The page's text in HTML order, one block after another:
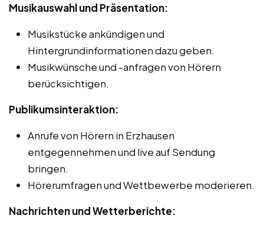
Musikauswahl und Präsentation:
Musikstücke ankündigen und
Hintergrundinformationen dazu geben.
Musikwünsche und -anfragen von Hörern
berücksichtigen.
Publikumsinteraktion:
Anrufe von Hörern in Erzhausen
entgegennehmen und live auf Sendung
bringen.
Hörerumfragen und Wettbewerbe moderieren.
Nachrichten und Wetterberichte: